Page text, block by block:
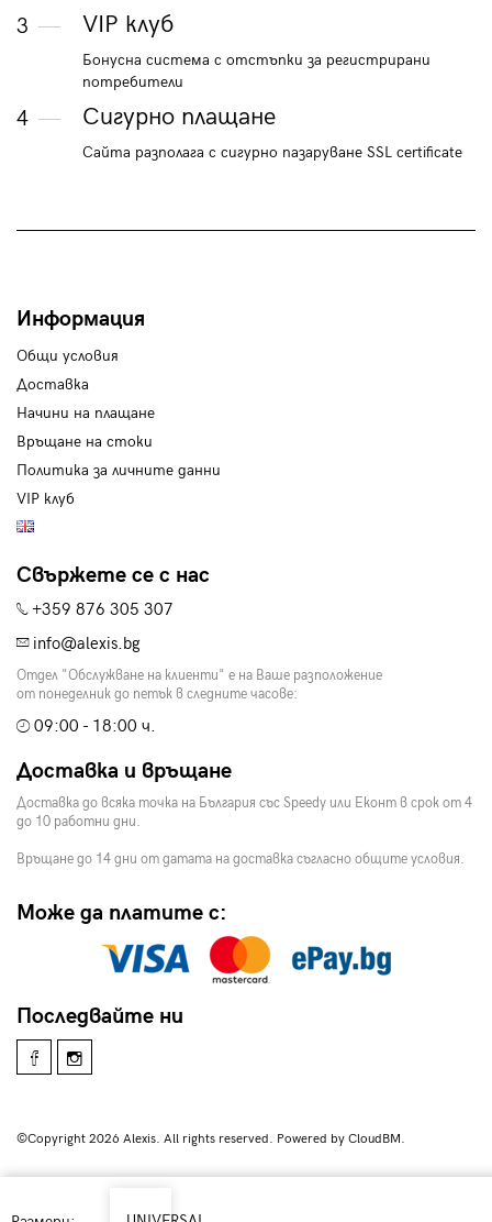
3 VIP клуб
Бонусна система с отстъпки за регистрирани
потребители
4 Сигурно плащане
Сайта разполага с сигурно пазаруване SSL certificate
Информация
Общи условия
Доставка
Начини на плащане
Връщане на стоки
Политика за личните данни
VIP клуб
Свържете се с нас
+359 876 305 307
info@alexis.bg
Отдел "Обслужване на клиенти" е на Ваше разположение
от понеделник до петък в следните часове:
09:00 - 18:00 ч.
Доставка и връщане
Доставка до всяка точка на България със Speedy или Еконт в срок от 4
до 10 работни дни.
Връщане до 14 дни от датата на доставка съгласно общите условия.
Може да платите с:
Последвайте ни
©Copyright 2026 Alexis. All rights reserved. Powered by CloudBM.